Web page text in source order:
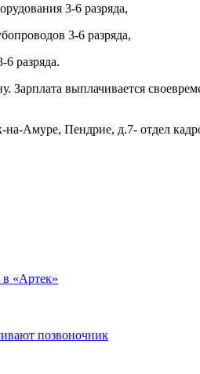
3-6 разряда,
3-6 разряда,
разряда.
Зарплата выплачивается
на-Амуре, Пендрие, д.7- отдел
в «Артек»
позвоночник